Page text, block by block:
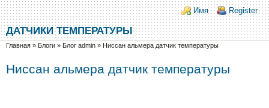
Перейти к основному содержанию
Skip to search
Login links
Имя Register
ДАТЧИКИ ТЕМПЕРАТУРЫ
Вы здесь
Главная » Блоги » Блог admin » Ниссан альмера датчик температуры
Ниссан альмера датчик температуры